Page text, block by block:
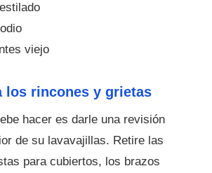
viejo
los rincones y grietas
hacer es darle una revisión
de su lavavajillas. Retire las
para cubiertos, los brazos